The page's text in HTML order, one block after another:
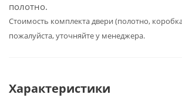
полотно.
Cтоимость комплекта двери (полотно,
пожалуйста, уточняйте у менеджера.
Характеристики